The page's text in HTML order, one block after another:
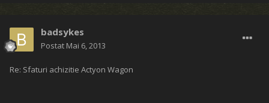
badsykes
Postat Mai 6, 2013
Re: Sfaturi achizitie Actyon Wagon